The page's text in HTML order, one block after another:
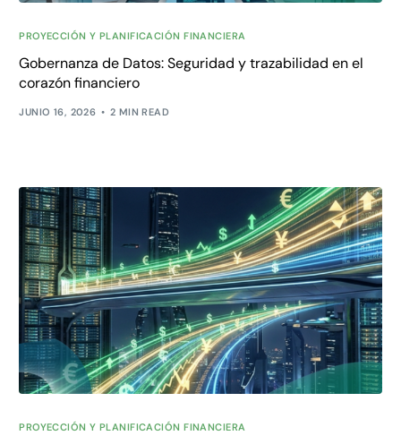
PROYECCIÓN Y PLANIFICACIÓN FINANCIERA
Gobernanza de Datos: Seguridad y trazabilidad en el
corazón financiero
JUNIO 16, 2026 2 MIN READ
PROYECCIÓN Y PLANIFICACIÓN FINANCIERA